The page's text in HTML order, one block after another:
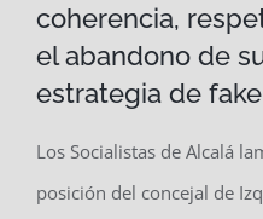
coherencia,
el abandono de
estrategia de
Los Socialistas de Alcalá
posición del concejal de